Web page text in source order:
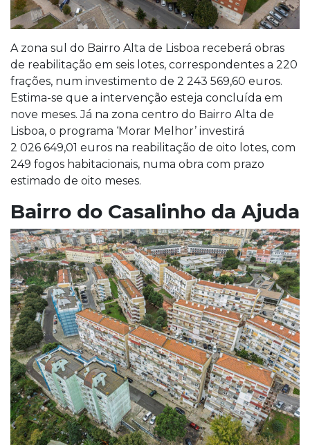
A zona sul do Bairro Alta de Lisboa receberá obras
de reabilitação em seis lotes, correspondentes a 220
frações, num investimento de 2 243 569,60 euros.
Estima-se que a intervenção esteja concluída em
nove meses. Já na zona centro do Bairro Alta de
Lisboa, o programa ‘Morar Melhor’ investirá
2 026 649,01 euros na reabilitação de oito lotes, com
249 fogos habitacionais, numa obra com prazo
estimado de oito meses.
Bairro do Casalinho da Ajuda